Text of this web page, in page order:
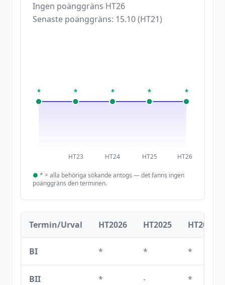
Ingen poänggräns HT26
Senaste poänggräns: 15.10(HT21)
HT23 HT24 HT25 HT26
* * * * *
● * = alla behöriga sökande antogs — det fanns ingen
poänggräns den terminen.
Termin/Urval HT2026 HT2025 HT2024
BI * * *
BII * - *